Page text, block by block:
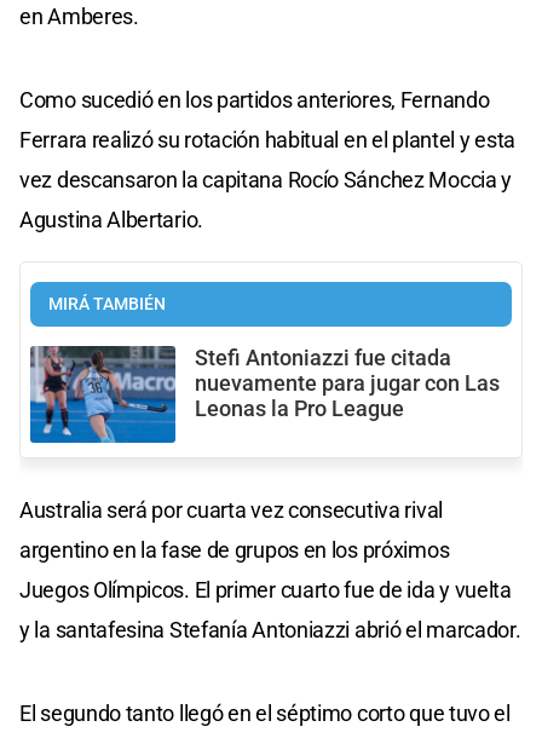
en Amberes.
Como sucedió en los partidos anteriores, Fernando
Ferrara realizó su rotación habitual en el plantel y esta
vez descansaron la capitana Rocío Sánchez Moccia y
Agustina Albertario.
MIRÁ TAMBIÉN
Stefi Antoniazzi fue citada
nuevamente para jugar con Las
Leonas la Pro League
Australia será por cuarta vez consecutiva rival
argentino en la fase de grupos en los próximos
Juegos Olímpicos. El primer cuarto fue de ida y vuelta
y la santafesina Stefanía Antoniazzi abrió el marcador.
El segundo tanto llegó en el séptimo corto que tuvo el